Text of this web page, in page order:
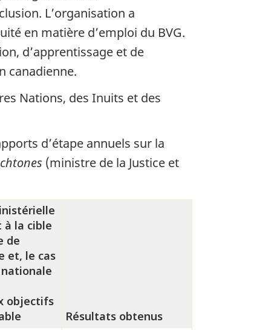
L’organisation a
en matière d’emploi du BVG.
d’apprentissage et de
canadienne.
Nations, des Inuits et des
d’étape annuels sur la
(ministre de la Justice et
à la cible
de
et, le cas
objectifs
Résultats obtenus